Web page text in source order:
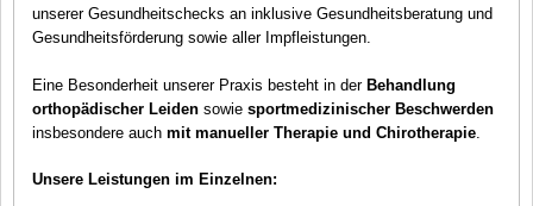
unserer Gesundheitschecks an inklusive Gesundheitsberatung und
Gesundheitsförderung sowie aller Impfleistungen.
Eine Besonderheit unserer Praxis besteht in der Behandlung
orthopädischer Leiden sowie sportmedizinischer Beschwerden
insbesondere auch mit manueller Therapie und Chirotherapie
Unsere Leistungen im Einzelnen: